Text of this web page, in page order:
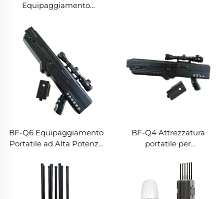
Equipaggiamento
Contromisure Droni
(Versione con Doppia
Ventola)
BF-Q6 Equipaggiamento
Portatile ad Alta Potenza
(6 Canali)
BF-Q4 Attrezzatura
portatile per
potenza (4 canali)